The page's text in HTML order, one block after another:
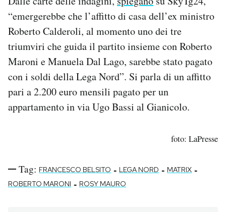
“emergerebbe che l’affitto di casa dell’ex ministro
Roberto Calderoli, al momento uno dei tre
triumviri che guida il partito insieme con Roberto
Maroni e Manuela Dal Lago, sarebbe stato pagato
con i soldi della Lega Nord”. Si parla di un affitto
pari a 2.200 euro mensili pagato per un
appartamento in via Ugo Bassi al Gianicolo.
foto: LaPresse
Tag: FRANCESCO BELSITO - LEGA NORD - MATRIX -
ROBERTO MARONI - ROSY MAURO